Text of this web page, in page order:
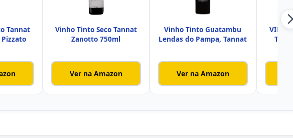
Tannat
Vinho Tinto Seco Tannat
Zanotto 750ml
Ver na Amazon
Vinho Tinto Guatambu
Lendas do Pampa, Tannat
Ver na Amazon